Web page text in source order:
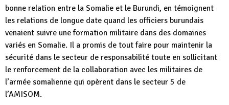
bonne relation entre la Somalie et le Burundi, en témoignent
les relations de longue date quand les officiers burundais
venaient suivre une formation militaire dans des domaines
variés en Somalie. Il a promis de tout faire pour maintenir la
sécurité dans le secteur de responsabilité toute en sollicitant
le renforcement de la collaboration avec les militaires de
l’armée somalienne qui opèrent dans le secteur 5 de
l’AMISOM.